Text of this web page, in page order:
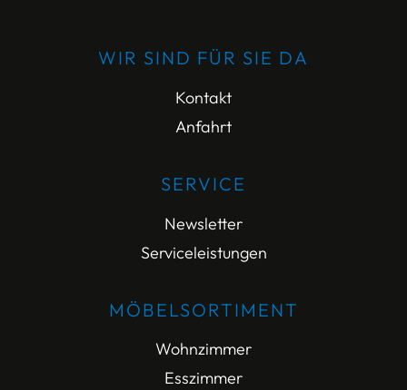
WIR SIND FÜR SIE DA
Kontakt
Anfahrt
SERVICE
Newsletter
Serviceleistungen
MÖBELSORTIMENT
Wohnzimmer
Esszimmer